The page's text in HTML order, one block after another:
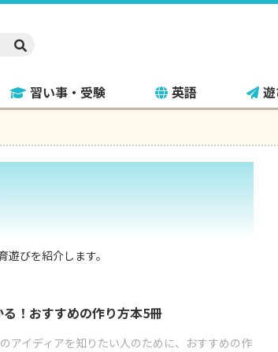
習い事・受験 英語
びを紹介します。
！おすすめの作り方本5冊
アイディアを知りたい人のために、おすすめの作